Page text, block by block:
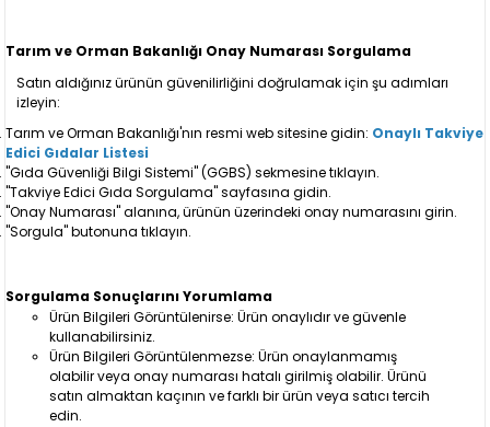
Tarım ve Orman Bakanlığı Onay Numarası Sorgulama
Satın aldığınız ürünün güvenilirliğini doğrulamak için şu adımları
izleyin:
Tarım ve Orman Bakanlığı'nın resmi web sitesine gidin: Onaylı Takviye
Edici Gıdalar Listesi
"Gıda Güvenliği Bilgi Sistemi" (GGBS) sekmesine tıklayın.
"Takviye Edici Gıda Sorgulama" sayfasına gidin.
"Onay Numarası" alanına, ürünün üzerindeki onay numarasını girin.
"Sorgula" butonuna tıklayın.
Sorgulama Sonuçlarını Yorumlama
Ürün Bilgileri Görüntülenirse: Ürün onaylıdır ve güvenle
kullanabilirsiniz.
Ürün Bilgileri Görüntülenmezse: Ürün onaylanmamış
olabilir veya onay numarası hatalı girilmiş olabilir. Ürünü
satın almaktan kaçının ve farklı bir ürün veya satıcı tercih
edin.